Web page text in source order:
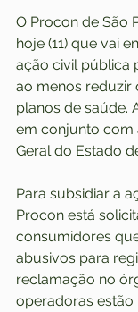
O Procon de São
hoje (11) que vai
ação civil pública
ao menos reduzir
planos de saúde.
em conjunto com
Geral do Estado
Para subsidiar a
Procon está
consumidores
abusivos para
reclamação no
operadoras